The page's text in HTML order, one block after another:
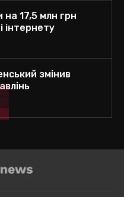
17,5 млн грн
інтернету
змінив